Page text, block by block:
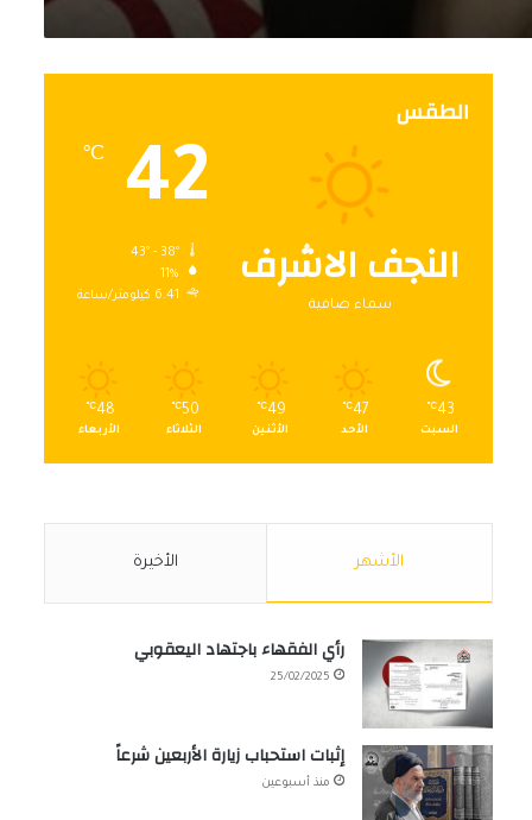
الطقس
النجف الاشرف
سماء صافية
42
℃
11%
6.41 كيلومتر/ساعة
43
℃
السبت
47
℃
الأحد
49
℃
الأثنين
50
℃
الثلاثاء
48
℃
الأربعاء
الأشهر الأخيرة
رأي الفقهاء باجتهاد اليعقوبي
25/02/2025
إثبات استحباب زيارة الأربعين شرعاً
منذ أسبوعين